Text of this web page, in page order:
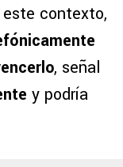
contexto,
, señal
y podría